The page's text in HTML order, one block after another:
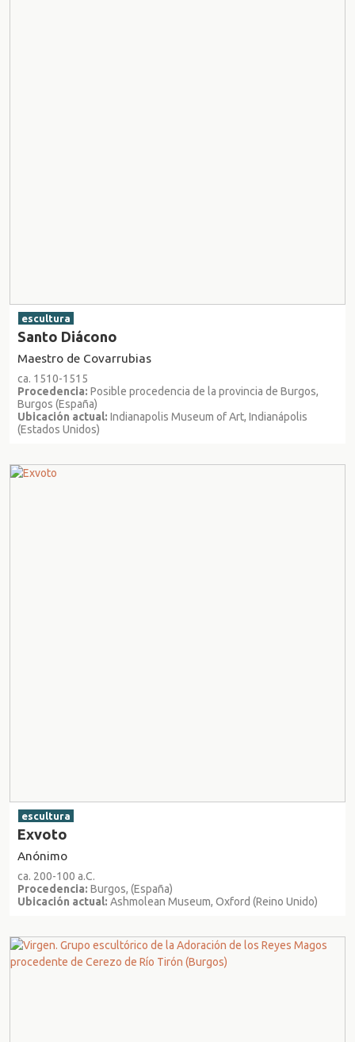
escultura
Santo Diácono
Maestro de Covarrubias
ca. 1510-1515
Procedencia: Posible procedencia de la provincia de Burgos,
Burgos (España)
Ubicación actual: Indianapolis Museum of Art, Indianápolis
(Estados Unidos)
escultura
Exvoto
Anónimo
ca. 200-100 a.C.
Procedencia: Burgos, (España)
Ubicación actual: Ashmolean Museum, Oxford (Reino Unido)